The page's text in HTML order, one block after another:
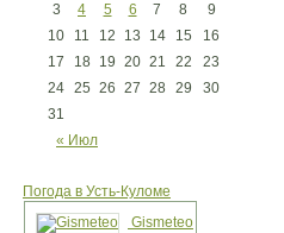
« Июл
3
4 5 6 7 8
9
10
11 12 13 14 15
16
17
18 19 20 21 22
23
24 25 26 27 28 29
30
31
Погода в Усть-Куломе
Gismeteo